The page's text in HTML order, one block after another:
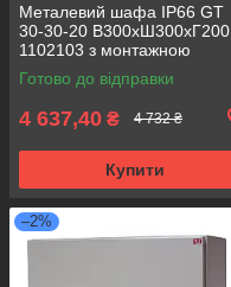
Металевий шафа IP66 GT
30-30-20 В300хШ300хГ200
1102103 з монтажною
панеллю (розподільчий, 1
замок)
Готово до відправки
4 637,40 ₴ 4 732 ₴
Купити
–2%